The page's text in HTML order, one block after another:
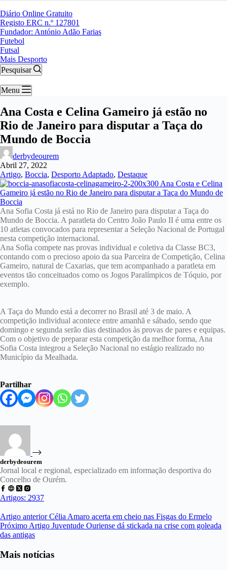
Diário Online Gratuito
Registo ERC n.º 127801
Fundador: António Adão Farias
Futebol
Futsal
Mais Desporto
Pesquisar
Menu
Ana Costa e Celina Gameiro já estão no
Rio de Janeiro para disputar a Taça do
Mundo de Boccia
derbydeourem
Abril 27, 2022
Artigo, Boccia, Desporto Adaptado, Destaque
Ana Sofia Costa já está no Rio de Janeiro para disputar a Taça do
Mundo de Boccia. A paratleta do Centro João Paulo II é uma entre os
10 atletas convocados para representar a Seleção Nacional de Portugal
nesta competição internacional.
Ana Sofia compete nas provas individual e coletiva da Classe BC3,
contando com o precioso apoio da sua Parceira de Competição, Celina
Gameiro, natural de Caxarias, que tem acompanhado a paratleta em
eventos tão conceituados como os Jogos Paralímpicos de Tóquio, por
exemplo.
A Taça do Mundo está a decorrer no Brasil até 3 de maio. A
competição individual acontece entre amanhã e sábado, sendo que
domingo e segunda serão dias destinados às provas de pares e equipas.
Com o objetivo de preparar esta competição da melhor forma, Ana
Sofia Costa integrou a Seleção Nacional no estágio realizado no
Município da Mealhada.
Partilhar
derbydeourem
Jornal local e regional, especializado em informação desportiva do
Concelho de Ourém.
Artigos: 2937
Artigo anteriorCélia Amaro acerta em cheio nas Fisgas do Ermelo
Próximo Artigo Juventude Ouriense dá stickada na crise com goleada
das antigas
Mais notícias